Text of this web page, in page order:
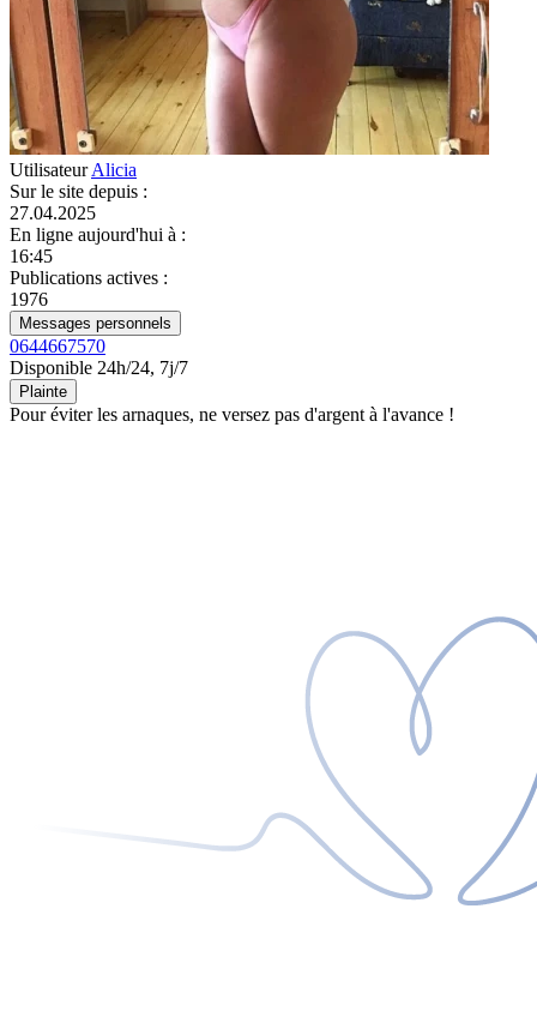
UtilisateurAlicia
Sur le site depuis :
27.04.2025
En ligne aujourd'hui à :
16:45
Publications actives :
1976
Messages personnels
0644667570
Disponible 24h/24, 7j/7
Plainte
Pour éviter les arnaques, ne versez pas d'argent à l'avance !